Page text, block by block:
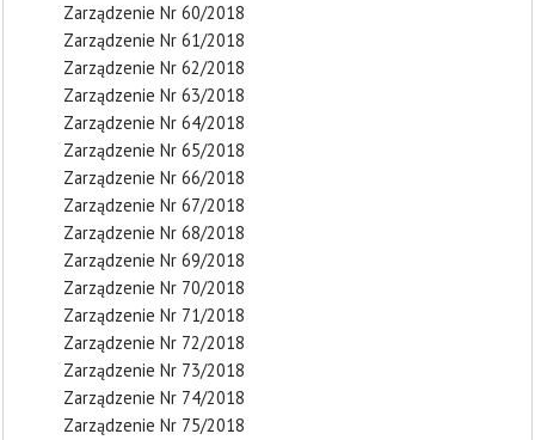
Zarządzenie Nr 60/2018
Zarządzenie Nr 61/2018
Zarządzenie Nr 62/2018
Zarządzenie Nr 63/2018
Zarządzenie Nr 64/2018
Zarządzenie Nr 65/2018
Zarządzenie Nr 66/2018
Zarządzenie Nr 67/2018
Zarządzenie Nr 68/2018
Zarządzenie Nr 69/2018
Zarządzenie Nr 70/2018
Zarządzenie Nr 71/2018
Zarządzenie Nr 72/2018
Zarządzenie Nr 73/2018
Zarządzenie Nr 74/2018
Zarządzenie Nr 75/2018